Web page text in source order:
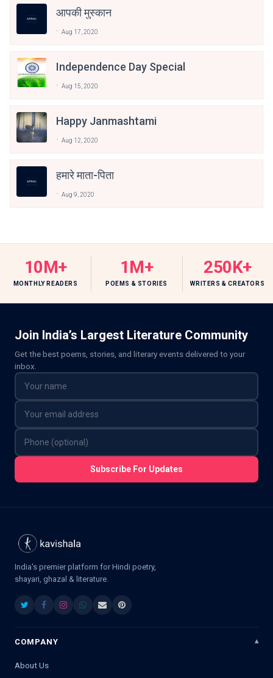
आपकी मुस्कान
Aug 17, 2020
Independence Day Special
Aug 15, 2020
Happy Janmashtami
Aug 12, 2020
हमारे माता-पिता
Aug 9, 2020
10M+
MONTHLY READERS
1M+
POEMS & STORIES
250K+
WRITERS & CREATORS
Join India’s Largest Literature Community
Get the best poems, stories, and literary events delivered to your
inbox.
Subscribe For Updates
India's premier platform for Hindi poetry,
shayari, ghazal & literature.
COMPANY
About Us